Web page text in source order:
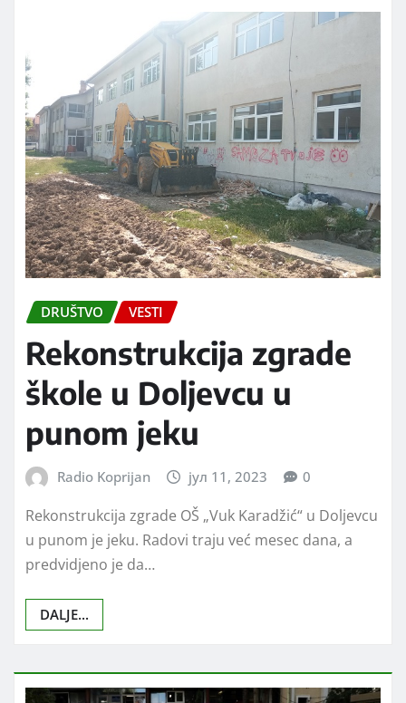
DRUŠTVO VESTI
Rekonstrukcija zgrade
škole u Doljevcu u
punom jeku
Radio Koprijan јул 11, 2023 0
Rekonstrukcija zgrade OŠ „Vuk Karadžić“ u Doljevcu
u punom je jeku. Radovi traju već mesec dana, a
predvidjeno je da…
DALJE...